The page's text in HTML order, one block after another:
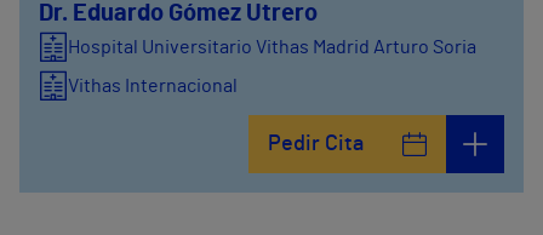
Dr. Eduardo Gómez Utrero
Hospital Universitario Vithas Madrid Arturo Soria
Vithas Internacional
Pedir Cita